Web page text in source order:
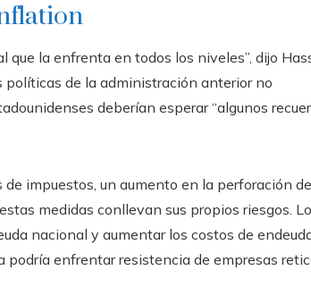
la enfrenta en todos los niveles”, dijo
políticas de la administración anterior no
deberían esperar “algunos
impuestos, un aumento en la perforación
medidas conllevan sus propios riesgos.
nacional y aumentar los costos de
podría enfrentar resistencia de empresas